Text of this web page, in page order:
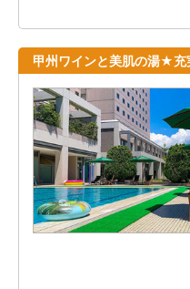
甲州ワインと美肌の湯★充